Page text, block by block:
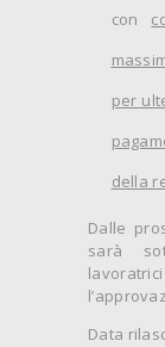
con
per
della
Dalle
sarà
Data